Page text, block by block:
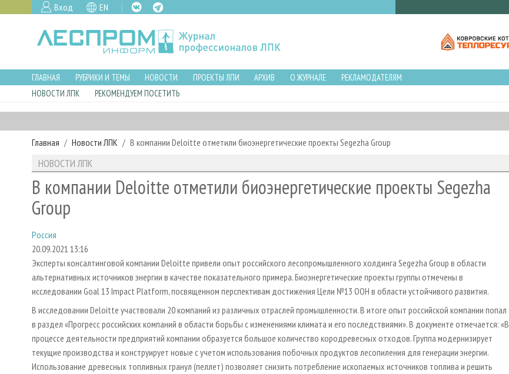
Вход EN
ГЛАВНАЯ РУБРИКИ И ТЕМЫ НОВОСТИ ПРОЕКТЫ ЛПИ АРХИВ О ЖУРНАЛЕ
РЕКЛАМОДАТЕЛЯМ
НОВОСТИ ЛПК
РЕКОМЕНДУЕМ ПОСЕТИТЬ
Главная Новости ЛПК В компании Deloitte отметили биоэнергетические проекты Segezha Group
НОВОСТИ ЛПК
В компании Deloitte отметили биоэнергетические проекты Segezha
Group
Россия
20.09.2021 13:16
Эксперты консалтинговой компании Deloitte привели опыт российского лесопромышленного холдинга Segezha Group в области
альтернативных источников энергии в качестве показательного примера. Биоэнергетические проекты группы отмечены в
исследовании Goal 13 Impact Platform, посвященном перспективам достижения Цели №13 ООН в области устойчивого развития.
В исследовании Deloitte участвовали 20 компаний из различных отраслей промышленности. В итоге опыт российской компании попал
в раздел «Прогресс российских компаний в области борьбы с изменениями климата и его последствиями». В документе отмечается: «В
процессе деятельности предприятий компании образуется большое количество кородревесных отходов. Группа модернизирует
текущие производства и конструирует новые с учетом использования побочных продуктов лесопиления для генерации энергии.
Использование древесных топливных гранул (пеллет) позволяет снизить потребление ископаемых источников топлива и решить